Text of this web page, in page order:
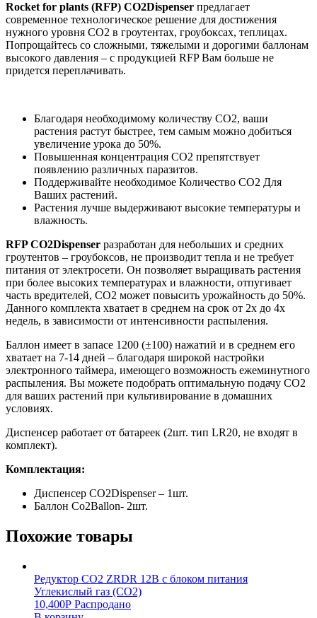
Rocket for plants (RFP) CO2Dispenser предлагает
современное технологическое решение для достижения
нужного уровня СО2 в гроутентах, гроубоксах, теплицах.
Попрощайтесь со сложными, тяжелыми и дорогими баллонам
высокого давления – с продукцией RFP Вам больше не
придется переплачивать.
Благодаря необходимому количеству CO2, ваши
растения растут быстрее, тем самым можно добиться
увеличение урока до 50%.
Повышенная концентрация СО2 препятствует
появлению различных паразитов.
Поддерживайте необходимое Количество СО2 Для
Ваших растений.
Растения лучше выдерживают высокие температуры и
влажность.
RFP CO2Dispenser разработан для небольших и средних
гроутентов – гроубоксов, не производит тепла и не требует
питания от электросети. Он позволяет выращивать растения
при более высоких температурах и влажности, отпугивает
часть вредителей, CO2 может повысить урожайность до 50%.
Данного комплекта хватает в среднем на срок от 2х до 4х
недель, в зависимости от интенсивности распыления.
Баллон имеет в запасе 1200 (±100) нажатий и в среднем его
хватает на 7-14 дней – благодаря широкой настройки
электронного таймера, имеющего возможность ежеминутного
распыления. Вы можете подобрать оптимальную подачу CO2
для ваших растений при культивирование в домашних
условиях.
Диспенсер работает от батареек (2шт. тип LR20, не входят в
комплект).
Комплектация:
Диспенсер CO2Dispenser – 1шт.
Баллон Сo2Ballon- 2шт.
Похожие товары
Редуктор CO2 ZRDR 12В с блоком питания
Углекислый газ (CO2)
10,400Р Распродано